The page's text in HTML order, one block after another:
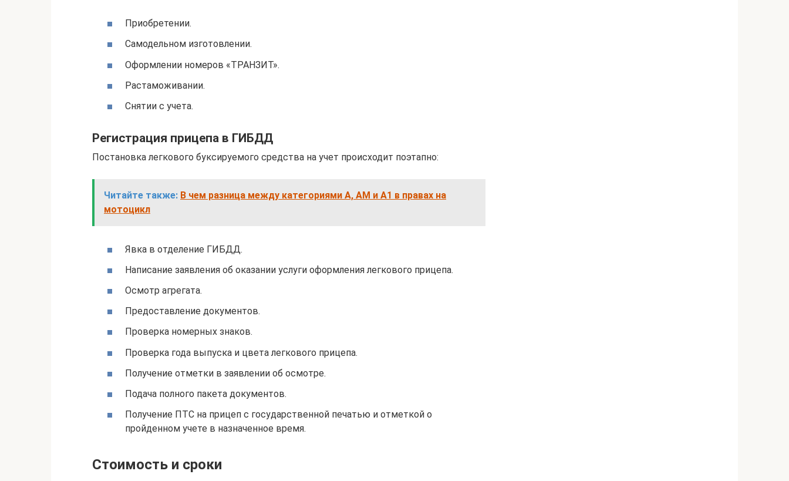
Приобретении.
Самодельном изготовлении.
Оформлении номеров «ТРАНЗИТ».
Растаможивании.
Снятии с учета.
Регистрация прицепа в ГИБДД
Постановка легкового буксируемого средства на учет происходит поэтапно:
Читайте также: В чем разница между категориями А, АМ и А1 в правах на
мотоцикл
Явка в отделение ГИБДД.
Написание заявления об оказании услуги оформления легкового прицепа.
Осмотр агрегата.
Предоставление документов.
Проверка номерных знаков.
Проверка года выпуска и цвета легкового прицепа.
Получение отметки в заявлении об осмотре.
Подача полного пакета документов.
Получение ПТС на прицеп с государственной печатью и отметкой о
пройденном учете в назначенное время.
Стоимость и сроки